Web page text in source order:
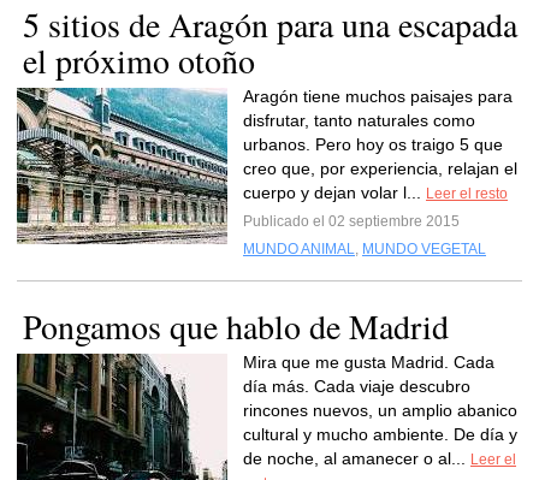
5 sitios de Aragón para una escapada
el próximo otoño
Aragón tiene muchos paisajes para
disfrutar, tanto naturales como
urbanos. Pero hoy os traigo 5 que
creo que, por experiencia, relajan el
cuerpo y dejan volar l...
Leer el resto
Publicado el 02 septiembre 2015
MUNDO ANIMAL, MUNDO VEGETAL
Pongamos que hablo de Madrid
Mira que me gusta Madrid. Cada
día más. Cada viaje descubro
rincones nuevos, un amplio abanico
cultural y mucho ambiente. De día y
de noche, al amanecer o al...
Leer el